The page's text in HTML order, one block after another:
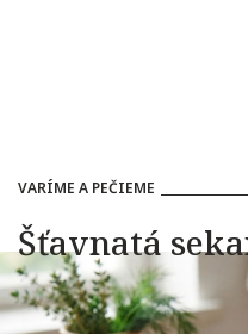
VARÍME A PEČIEME